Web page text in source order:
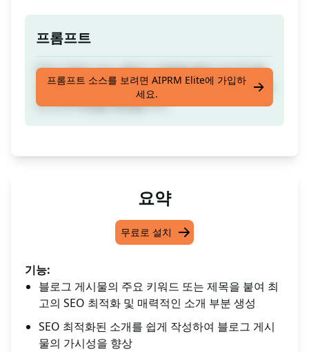
프롬프트
주요 키워드 또는 블로그 제목을 붙여 넣으면 블
로그 포스트를 위한 최상의 SEO 최적화된 매력적
인 소개 부분을 생성합니다.
프롬프트 소스를 보려면 AIPRM Elite에 가입하
세요.
요약
무료로 설치
기능:
블로그 게시물의 주요 키워드 또는 제목을 붙여 최
고의 SEO 최적화 및 매력적인 소개 부분 생성
SEO 최적화된 소개를 쉽게 작성하여 블로그 게시
물의 가시성을 향상